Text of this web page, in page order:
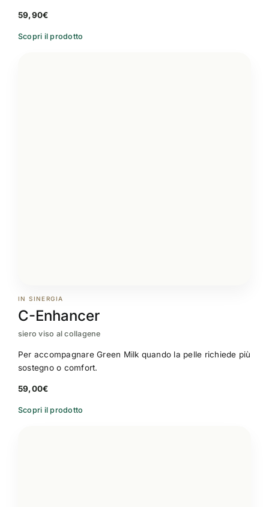
59,90€
Scopri il prodotto
IN SINERGIA
C-Enhancer
siero viso al collagene
Per accompagnare Green Milk quando la pelle richiede più
sostegno o comfort.
59,00€
Scopri il prodotto